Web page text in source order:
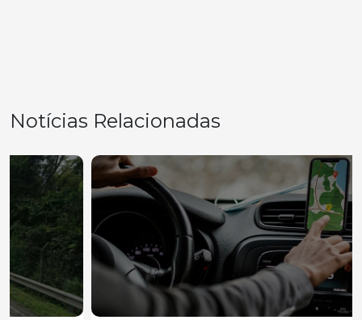
Notícias Relacionadas